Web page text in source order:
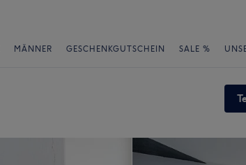
MÄNNER GESCHENKGUTSCHEIN SALE %